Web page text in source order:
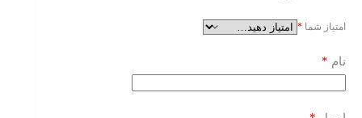
امتیاز شما *
نام *